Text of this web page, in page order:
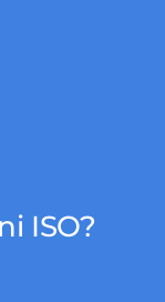
ISO?